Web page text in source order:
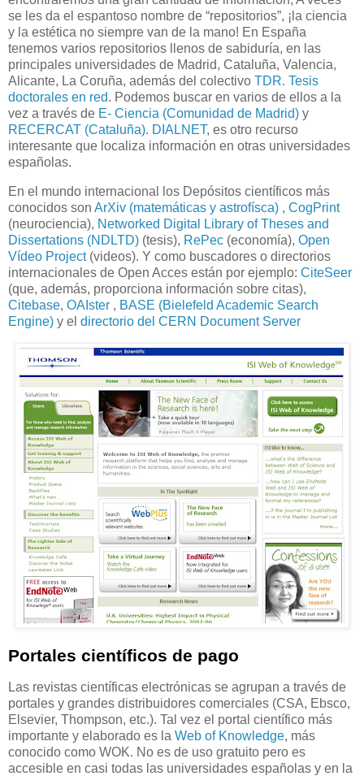
se les da el espantoso nombre de “repositorios”, ¡la ciencia
y la estética no siempre van de la mano! En España
tenemos varios repositorios llenos de sabiduría, en las
principales universidades de Madrid, Cataluña, Valencia,
Alicante, La Coruña, además del colectivo TDR. Tesis
doctorales en red. Podemos buscar en varios de ellos a la
vez a través de E- Ciencia (Comunidad de Madrid) y
RECERCAT (Cataluña). DIALNET, es otro recurso
interesante que localiza información en otras universidades
españolas.
En el mundo internacional los Depósitos científicos más
conocidos son ArXiv (matemáticas y astrofísca) , CogPrint
(neurociencia), Networked Digital Library of Theses and
Dissertations (NDLTD) (tesis), RePec (economía), Open
Vídeo Project(videos). Y como buscadores o directorios
internacionales de Open Acces están por ejemplo: CiteSeer
(que, además, proporciona información sobre citas),
Citebase, OAIster , BASE (Bielefeld Academic Search
Engine) y el directorio del CERN Document Server
Portales científicos de pago
Las revistas científicas electrónicas se agrupan a través de
portales y grandes distribuidores comerciales (CSA, Ebsco,
Elsevier, Thompson, etc.). Tal vez el portal científico más
importante y elaborado es la Web of Knowledge, más
conocido como WOK. No es de uso gratuito pero es
accesible en casi todas las universidades españolas y en la